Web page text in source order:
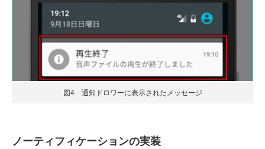
図4 通知ドロワーに表示されたメッセージ
ノーティフィケーションの実装